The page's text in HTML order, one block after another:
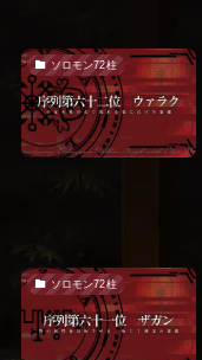
ソロモン72柱
ソロモン72柱